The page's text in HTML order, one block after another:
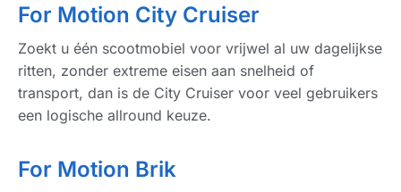
For Motion City Cruiser
Zoekt u één scootmobiel voor vrijwel al uw dagelijkse
ritten, zonder extreme eisen aan snelheid of
transport, dan is de City Cruiser voor veel gebruikers
een logische allround keuze.
For Motion Brik